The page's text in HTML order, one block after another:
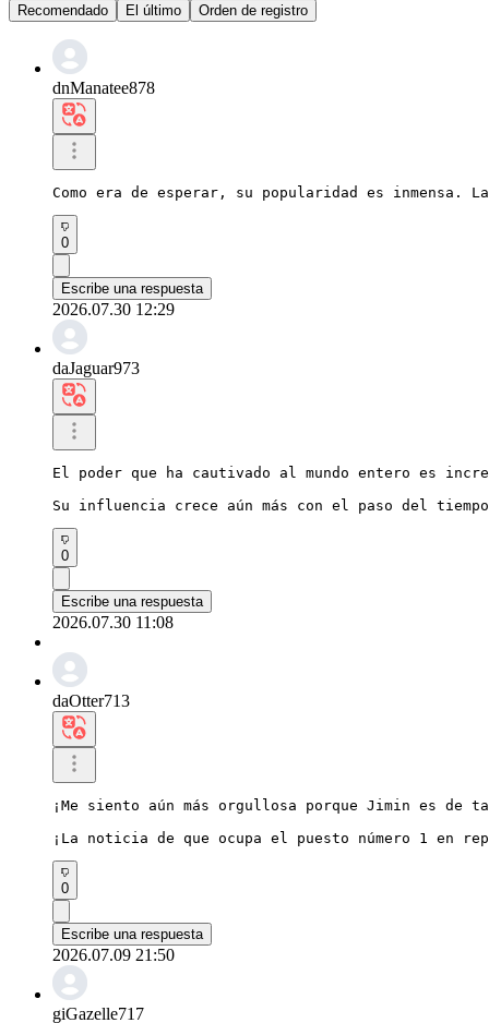
Recomendado
El último Orden de registro
dnManatee878
Como era de esperar, su popularidad es inmensa.
0
Escribe una respuesta
2026.07.30 12:29
daJaguar973
El poder que ha cautivado al mundo entero es
Su influencia crece aún más con el paso del
0
Escribe una respuesta
2026.07.30 11:08
daOtter713
¡Me siento aún más orgullosa porque Jimin es de
¡La noticia de que ocupa el puesto número 1 en
0
Escribe una respuesta
2026.07.09 21:50
giGazelle717